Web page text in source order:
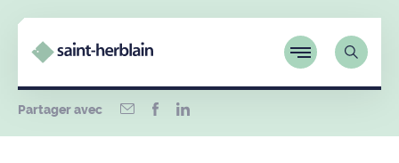
Partager avec